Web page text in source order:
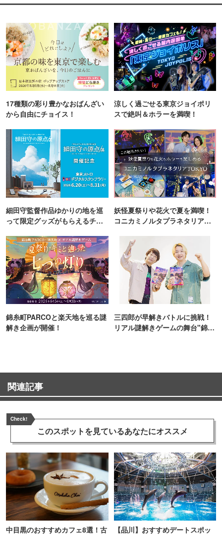
17種類の彩り豊かなおばんざい
から自由にチョイス！
涼しく過ごせる東京ジョイポリ
スで絶叫＆ホラーを満喫！
細田守監督作品ゆかりの地を巡
って限定グッズがもらえるチャ
妖怪夏祭りや花火で夏を満喫！
コニカミノルタプラネタリア
錦糸町PARCOと楽天地を巡る謎
解き企画が開催！
三四郎が早解きバトルに挑戦！
リアル謎解きゲームの舞台"錦糸
関連記事
Check!
このスポットを見ているあなたにオススメ
中目黒のおすすめカフェ8選！古
【品川】おすすめデートスポッ